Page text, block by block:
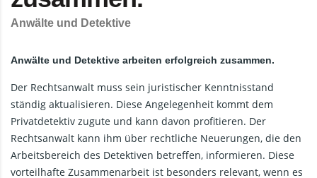
Anwälte und Detektive
Anwälte und Detektive arbeiten erfolgreich zusammen.
Der Rechtsanwalt muss sein juristischer Kenntnisstand
ständig aktualisieren. Diese Angelegenheit kommt dem
Privatdetektiv zugute und kann davon profitieren. Der
Rechtsanwalt kann ihm über rechtliche Neuerungen, die den
Arbeitsbereich des Detektiven betreffen, informieren. Diese
vorteilhafte Zusammenarbeit ist besonders relevant, wenn es